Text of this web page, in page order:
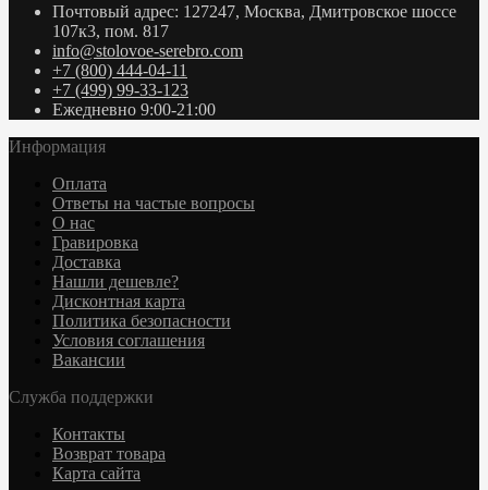
Почтовый адрес: 127247, Москва, Дмитровское шоссе
107к3, пом. 817
info@stolovoe-serebro.com
+7 (800) 444-04-11
+7 (499) 99-33-123
Ежедневно 9:00-21:00
Информация
Оплата
Ответы на частые вопросы
О нас
Гравировка
Доставка
Нашли дешевле?
Дисконтная карта
Политика безопасности
Условия соглашения
Вакансии
Служба поддержки
Контакты
Возврат товара
Карта сайта